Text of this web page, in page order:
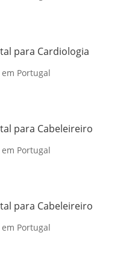
para Cardiologia
Portugal
para Cabeleireiro
Portugal
para Cabeleireiro
Portugal